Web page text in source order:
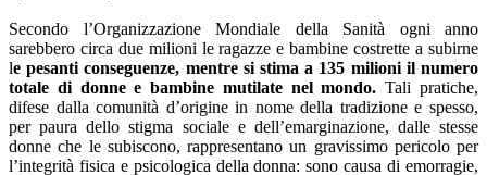
Secondo l’Organizzazione Mondiale della Sanità ogni anno
sarebbero circa due milioni le ragazze e bambine costrette a subirne
le pesanti conseguenze, mentre si stima a 135 milioni il numero
totale di donne e bambine mutilate nel mondo. Tali pratiche,
difese dalla comunità d’origine in nome della tradizione e spesso,
per paura dello stigma sociale e dell’emarginazione, dalle stesse
donne che le subiscono, rappresentano un gravissimo pericolo per
l’integrità fisica e psicologica della donna: sono causa di emorragie,